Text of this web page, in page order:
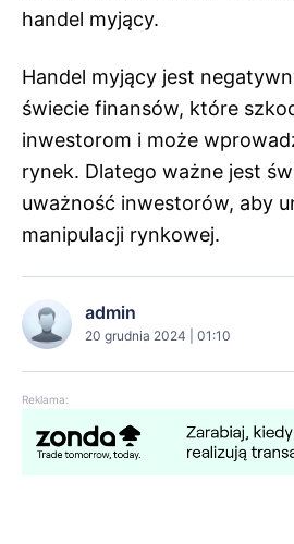
handel myjący.
Handel myjący jest
świecie finansów, które
inwestorom i może
rynek. Dlatego ważne jest
uważność inwestorów, aby
manipulacji rynkowej.
admin
20 grudnia 2024 | 01:10
Reklama: